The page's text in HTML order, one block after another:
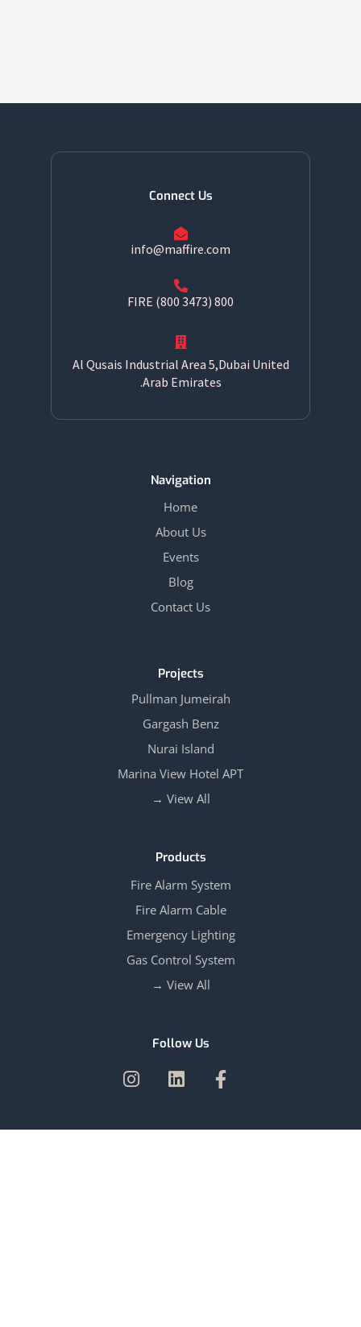
Connect Us
info@maffire.com
800 FIRE (800 3473)
Al Qusais Industrial Area 5,Dubai United
Arab Emirates.
Navigation
Home
About Us
Events
Blog
Contact Us
Projects
Pullman Jumeirah
Gargash Benz
Nurai Island
Marina View Hotel APT
View All →
Products
Fire Alarm System
Fire Alarm Cable
Emergency Lighting
Gas Control System
View All →
Follow Us